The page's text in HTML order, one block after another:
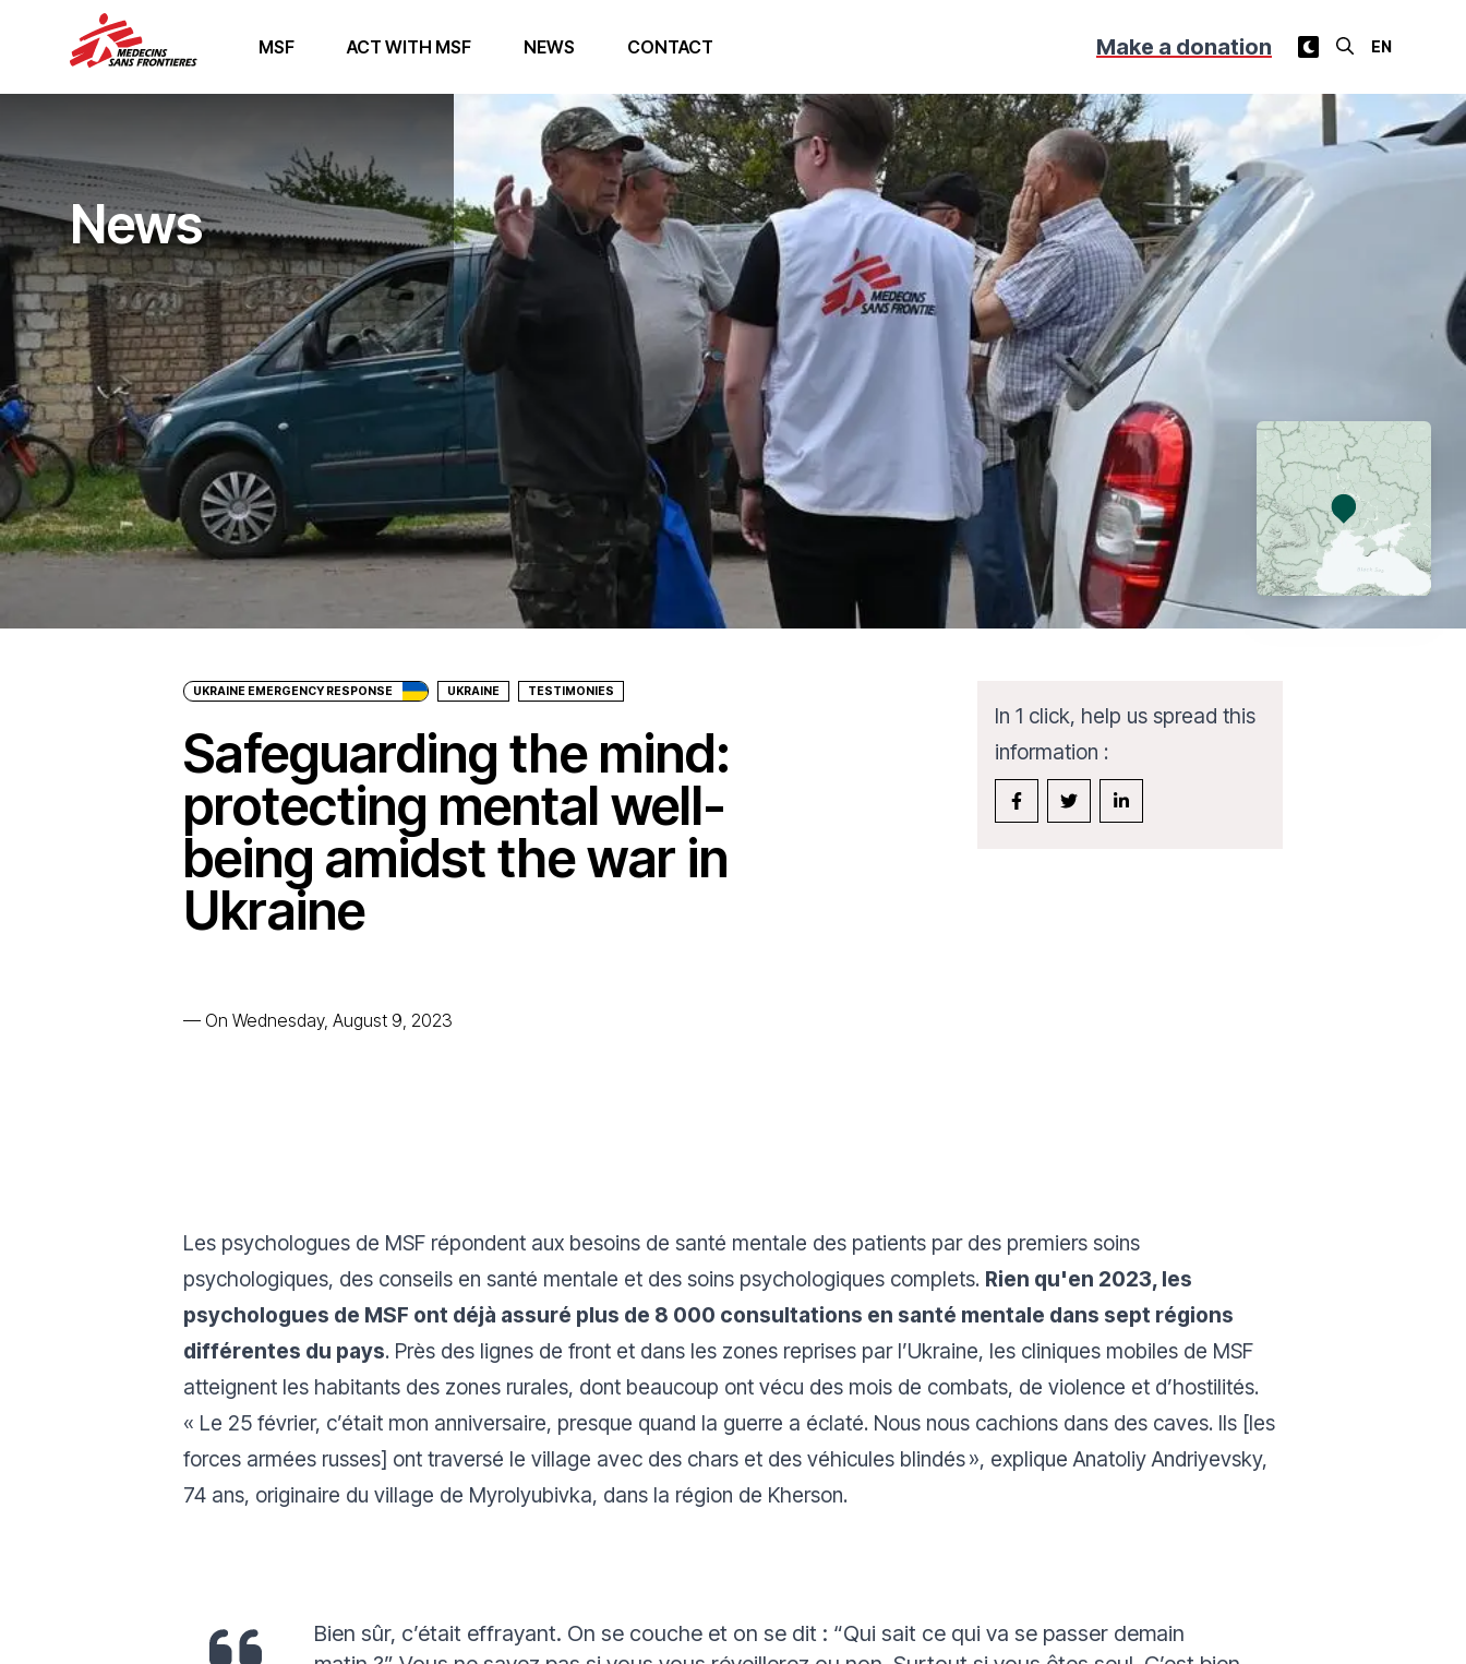
MSF ACT WITH MSF NEWS CONTACT Make a donation
News
UKRAINE EMERGENCY RESPONSE UKRAINE TESTIMONIES
Safeguarding the mind:
protecting mental well-
being amidst the war in
Ukraine
— On Wednesday, August 9, 2023
In 1 click, help us spread this
information :
Les psychologues de MSF répondent aux besoins de santé mentale des patients par des premiers soins
psychologiques, des conseils en santé mentale et des soins psychologiques complets. Rien qu'en 2023, les
psychologues de MSF ont déjà assuré plus de 8 000 consultations en santé mentale dans sept régions
différentes du pays. Près des lignes de front et dans les zones reprises par l’Ukraine, les cliniques mobiles de MSF
atteignent les habitants des zones rurales, dont beaucoup ont vécu des mois de combats, de violence et d’hostilités.
« Le 25 février, c’était mon anniversaire, presque quand la guerre a éclaté. Nous nous cachions dans des caves. Ils [les
forces armées russes] ont traversé le village avec des chars et des véhicules blindés», explique Anatoliy Andriyevsky,
74 ans, originaire du village de Myrolyubivka, dans la région de Kherson.
Bien sûr, c’était effrayant. On se couche et on se dit : “Qui sait ce qui va se passer demain